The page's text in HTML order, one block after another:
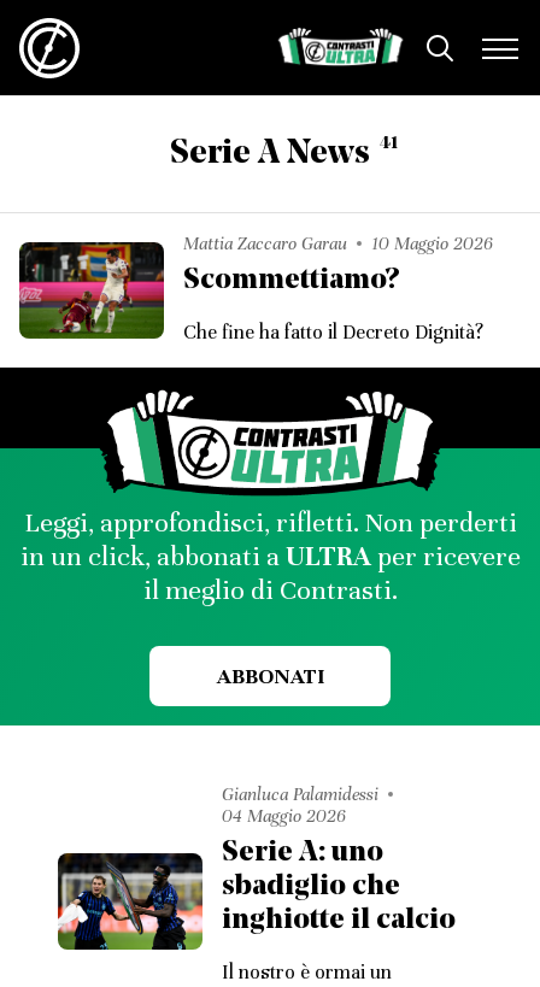
Serie A News 41
Mattia Zaccaro Garau 10 Maggio 2026
Scommettiamo?
Che fine ha fatto il Decreto Dignità?
Leggi, approfondisci, rifletti. Non perderti
in un click, abbonati aULTRAper ricevere
il meglio di Contrasti.
ABBONATI
Gianluca Palamidessi
04 Maggio 2026
Serie A: uno
sbadiglio che
inghiotte il calcio
Il nostro è ormai un